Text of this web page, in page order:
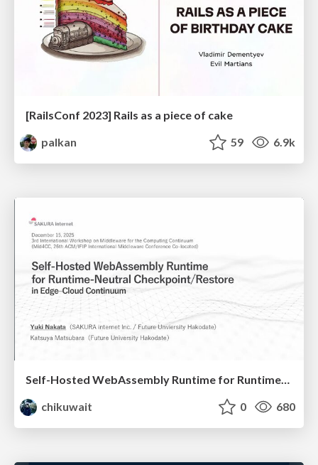
[RailsConf 2023] Rails as a piece of cake
palkan
59 6.9k
Self-Hosted WebAssembly Runtime for Runtime-Neutral Checkpoint/Restore in Edge–Cloud Continuum
chikuwait
0 680